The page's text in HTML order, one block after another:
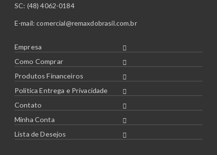
SC: (48) 4062-0184
E-mail:comercial@remaxdobrasil.com.br
Empresa
Como Comprar
Produtos Financeiros
Política Entrega e Privacidade
Contato
Minha Conta
Lista de Desejos